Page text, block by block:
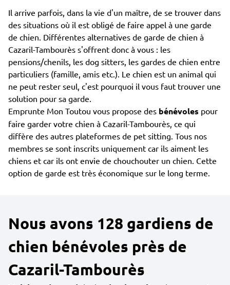
Il arrive parfois, dans la vie d'un maître, de se trouver dans
des situations où il est obligé de faire appel à une garde
de chien. Différentes alternatives de garde de chien à
Cazaril-Tambourès s'offrent donc à vous : les
pensions/chenils, les dog sitters, les gardes de chien entre
particuliers (famille, amis etc.). Le chien est un animal qui
ne peut rester seul, c'est pourquoi il vous faut trouver une
solution pour sa garde.
Emprunte Mon Toutou vous propose des bénévoles pour
faire garder votre chien à Cazaril-Tambourès, ce qui
diffère des autres plateformes de pet sitting. Tous nos
membres se sont inscrits uniquement car ils aiment les
chiens et car ils ont envie de chouchouter un chien. Cette
option de garde est très économique sur le long terme.
Nous avons 128 gardiens de
chien bénévoles près de
Cazaril-Tambourès